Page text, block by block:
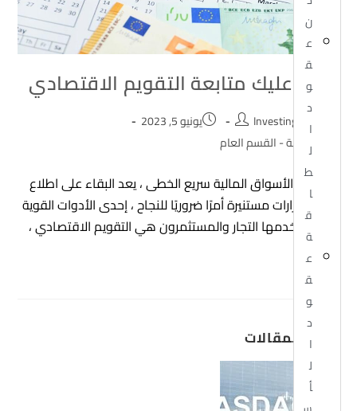
ن
ع
ق
و
د
ا
ل
ط
ا
ق
ة
ع
ق
و
د
ا
ل
أ
لماذا عليك متابعة التقويم الاقتصادي
author:
Investingor Admin
Post
published:
يونيو 5, 2023
category:
المدونة - القسم العام
في عالم الأسواق المالية سريع الخطى ، يعد البقاء على اطلاع
واتخاذ قرارات مستنيرة أمرًا ضروريًا للنجاح ، إحدى الأدوات القوية
التي يستخدمها التجار والمستثمرون هي التقويم الاقتصادي ،
التقويم…
أحدث المقالات